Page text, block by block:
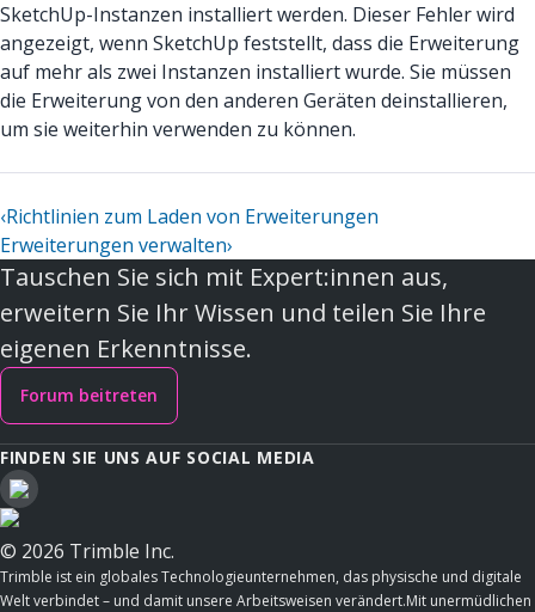
SketchUp-Instanzen installiert werden. Dieser Fehler wird
angezeigt, wenn SketchUp feststellt, dass die Erweiterung
auf mehr als zwei Instanzen installiert wurde. Sie müssen
die Erweiterung von den anderen Geräten deinstallieren,
um sie weiterhin verwenden zu können.
‹Richtlinien zum Laden von Erweiterungen
Erweiterungen verwalten›
Tauschen Sie sich mit Expert:innen aus,
erweitern Sie Ihr Wissen und teilen Sie Ihre
eigenen Erkenntnisse.
Forum beitreten
FINDEN SIE UNS AUF SOCIAL MEDIA
© 2026 Trimble Inc.
Trimble ist ein globales Technologieunternehmen, das physische und digitale
Welt verbindet – und damit unsere Arbeitsweisen verändert.Mit unermüdlichen